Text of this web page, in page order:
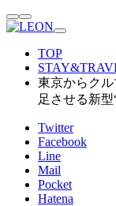
TOP
東京からク
足させる新
Twitter
Facebook
Line
Mail
Pocket
Hatena